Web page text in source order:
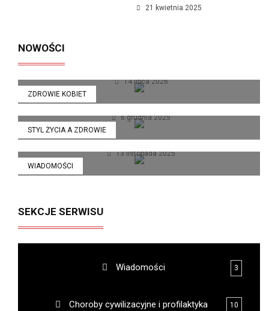
21 kwietnia 2025
NOWOŚCI
ZDROWIE KOBIET
Jak polskie marki premium zmieniają
podejście do kobiecego wellness?
14 lipca 2026
STYL ŻYCIA A ZDROWIE
Dieta pudełkowa bez glutenu i laktozy - kiedy
organizm wreszcie zaczyna funkcjonować
lekko?
6 grudnia 2025
WIADOMOŚCI
Catering dietetyczny jako sposób na zmianę
stylu życia, a nie tylko diety
13 listopada 2025
SEKCJE SERWISU
Wiadomości 3
Choroby cywilizacyjne i profilaktyka 10